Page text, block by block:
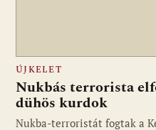
ÚJKELET
Nukbás terrorista
dühös kurdok
Nukba-terroristát fogtak a